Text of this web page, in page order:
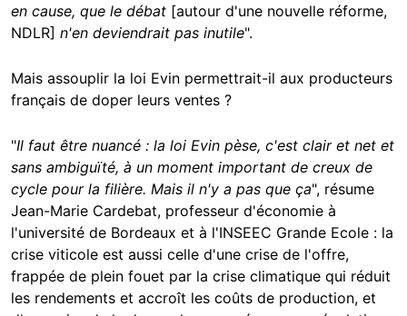
en cause, que le débat [autour d'une nouvelle réforme,
NDLR] n'en deviendrait pas inutile".
Mais assouplir la loi Evin permettrait-il aux producteurs
français de doper leurs ventes ?
"Il faut être nuancé : la loi Evin pèse, c'est clair et net et
sans ambiguïté, à un moment important de creux de
cycle pour la filière. Mais il n'y a pas que ça", résume
Jean-Marie Cardebat, professeur d'économie à
l'université de Bordeaux et à l'INSEEC Grande Ecole : la
crise viticole est aussi celle d'une crise de l'offre,
frappée de plein fouet par la crise climatique qui réduit
les rendements et accroît les coûts de production, et